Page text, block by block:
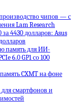
чипов — с
Lam Research
за 4430 долларов: Asus
память для ИИ-
6.0 GP1 со 100
CXMT на фоне
для смартфонов и